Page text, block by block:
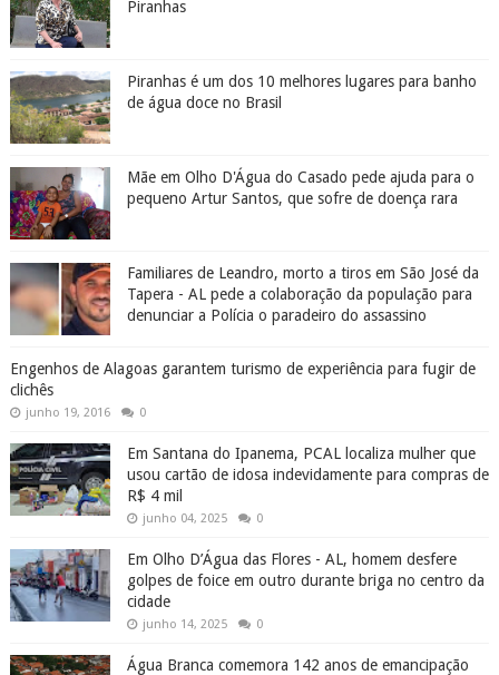
Piranhas
Piranhas é um dos 10 melhores lugares para banho
de água doce no Brasil
Mãe em Olho D'Água do Casado pede ajuda para o
pequeno Artur Santos, que sofre de doença rara
Familiares de Leandro, morto a tiros em São José da
Tapera - AL pede a colaboração da população para
denunciar a Polícia o paradeiro do assassino
Engenhos de Alagoas garantem turismo de experiência para fugir de
clichês
junho 19, 2016 0
Em Santana do Ipanema, PCAL localiza mulher que
usou cartão de idosa indevidamente para compras de
R$ 4 mil
junho 04, 2025 0
Em Olho D’Água das Flores - AL, homem desfere
golpes de foice em outro durante briga no centro da
cidade
junho 14, 2025 0
Água Branca comemora 142 anos de emancipação